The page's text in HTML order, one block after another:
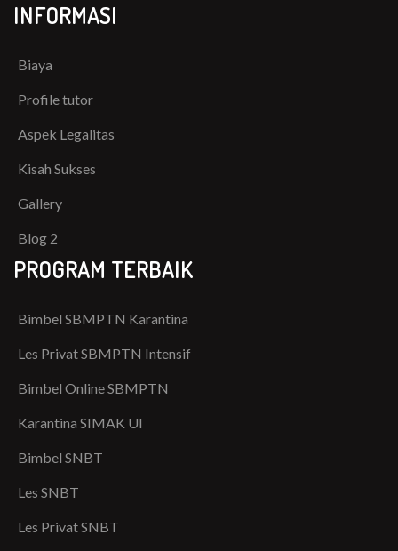
INFORMASI
Biaya
Profile tutor
Aspek Legalitas
Kisah Sukses
Gallery
Blog 2
PROGRAM TERBAIK
Bimbel SBMPTN Karantina
Les Privat SBMPTN Intensif
Bimbel Online SBMPTN
Karantina SIMAK UI
Bimbel SNBT
Les SNBT
Les Privat SNBT